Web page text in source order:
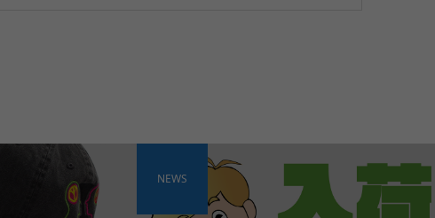
NEWS